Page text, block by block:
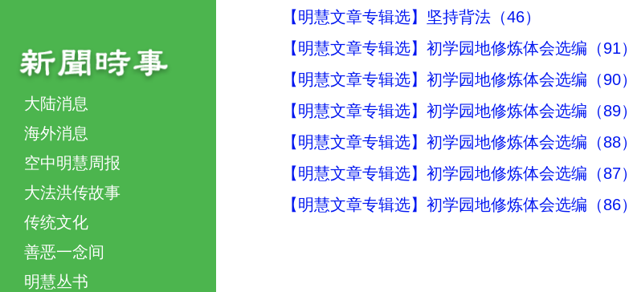
大陆消息
海外消息
空中明慧周报
大法洪传故事
传统文化
善恶一念间
明慧丛书
【明慧文章专辑选】坚持背法（46）
【明慧文章专辑选】初学园地修炼体会选编（91）
【明慧文章专辑选】初学园地修炼体会选编（90）
【明慧文章专辑选】初学园地修炼体会选编（89）
【明慧文章专辑选】初学园地修炼体会选编（88）
【明慧文章专辑选】初学园地修炼体会选编（87）
【明慧文章专辑选】初学园地修炼体会选编（86）